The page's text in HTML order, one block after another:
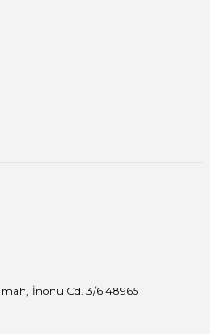
İnönü Cd. 3/6 48965